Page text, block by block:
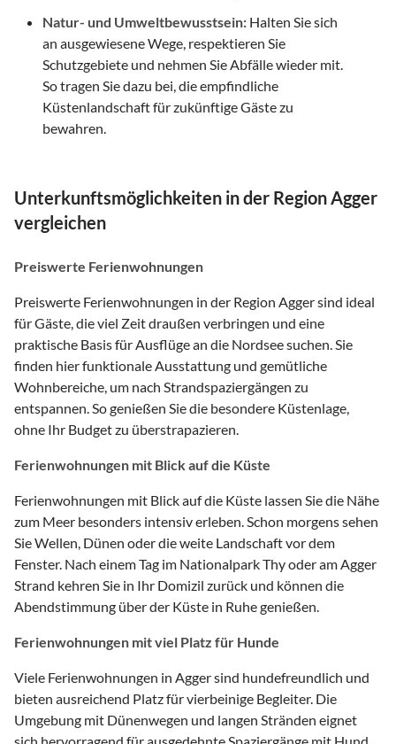
Natur- und Umweltbewusstsein: Halten Sie sich
an ausgewiesene Wege, respektieren Sie
Schutzgebiete und nehmen Sie Abfälle wieder mit.
So tragen Sie dazu bei, die empfindliche
Küstenlandschaft für zukünftige Gäste zu
bewahren.
Unterkunftsmöglichkeiten in der Region Agger
vergleichen
Preiswerte Ferienwohnungen
Preiswerte Ferienwohnungen in der Region Agger sind ideal
für Gäste, die viel Zeit draußen verbringen und eine
praktische Basis für Ausflüge an die Nordsee suchen. Sie
finden hier funktionale Ausstattung und gemütliche
Wohnbereiche, um nach Strandspaziergängen zu
entspannen. So genießen Sie die besondere Küstenlage,
ohne Ihr Budget zu überstrapazieren.
Ferienwohnungen mit Blick auf die Küste
Ferienwohnungen mit Blick auf die Küste lassen Sie die Nähe
zum Meer besonders intensiv erleben. Schon morgens sehen
Sie Wellen, Dünen oder die weite Landschaft vor dem
Fenster. Nach einem Tag im Nationalpark Thy oder am Agger
Strand kehren Sie in Ihr Domizil zurück und können die
Abendstimmung über der Küste in Ruhe genießen.
Ferienwohnungen mit viel Platz für Hunde
Viele Ferienwohnungen in Agger sind hundefreundlich und
bieten ausreichend Platz für vierbeinige Begleiter. Die
Umgebung mit Dünenwegen und langen Stränden eignet